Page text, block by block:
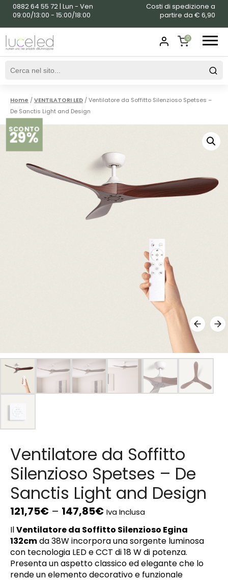
0882 64 55 72 | Lun - Ven
09:00/13:00 - 15:00/18:00
Costi di spedizione a
partire da € 6,90
0
SHOPPING
Home /VENTILATORI LED / Ventilatore da Soffitto Silenzioso Spetses –
De Sanctis Light and Design
SCONTO
29%
Ventilatore da Soffitto
Silenzioso Spetses – De
Sanctis Light and Design
121,75€ – 147,85€ Iva Inclusa
IlVentilatore da Soffitto Silenzioso Egina
132cmda 38W incorpora una sorgente luminosa
con tecnologia LED e CCT di 18 W di potenza.
Presenta un aspetto classico ed elegante che lo
rende un elemento decorativo e funzionale